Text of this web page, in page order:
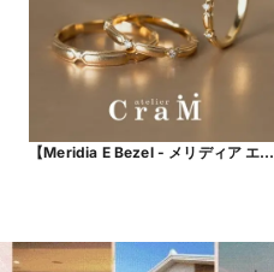
【Meridia E Bezel - メリディア エン